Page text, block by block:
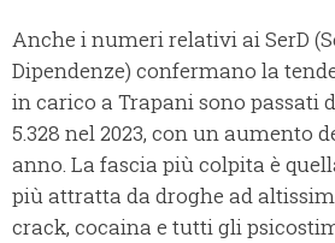
Anche i numeri relativi ai SerD
Dipendenze) confermano la
in carico a Trapani sono passati
5.328 nel 2023, con un aumento
anno. La fascia più colpita è
più attratta da droghe ad
crack, cocaina e tutti gli